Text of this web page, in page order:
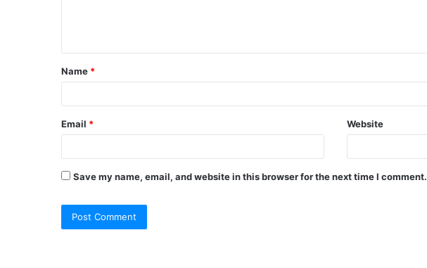
Name *
Email * Website
Save my name, email, and website in this browser for the next time I comment.